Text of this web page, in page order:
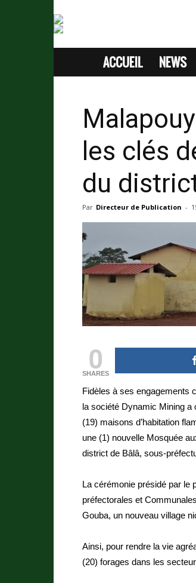
SITE
SANS
PASSION
ACCUEIL NEWS
les clés
du
Par Directeur de Publication -
0
SHARES
Fidèles à ses engagements
la société Dynamic Mining a
(19) maisons d’habitation
une (1) nouvelle Mosquée
district de Bâlâ, sous-
La cérémonie présidé par le
préfectorales et
Gouba, un nouveau village
Ainsi, pour rendre la vie
(20) forages dans les